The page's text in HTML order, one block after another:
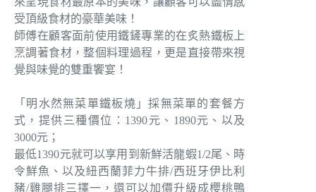
受頂級食材的豪華美味！
師傅在顧客面前使用鐵鏟專業的在炙熱鐵板上
烹調著食材，整個料理過程，更是直接帶來視
覺與味覺的雙重饗宴！
「明水然無菜單鐵板燒」採無菜單的套餐方
式，提供三種價位：1390元、1890元、以及
3000元；
最低1390元就可以享用到新鮮活龍蝦1/2尾、時
令鮮魚、以及紐西蘭菲力牛排/西班牙伊比利
豬/雞腿排三擇一，還可以加價升級成櫻桃鴨